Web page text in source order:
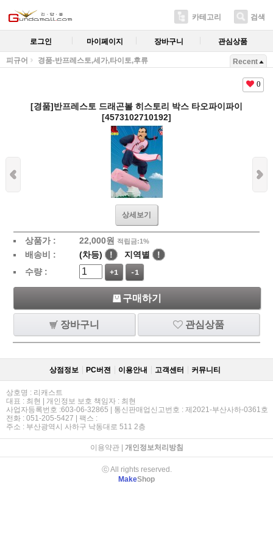
카테고리 검색
로그인 마이페이지 장바구니 관심상품
피규어 경품-반프레스토,세가,타이토,후류 Recent
0
[경품]반프레스토 드래곤볼 히스토리 박스 타오파이파이
[4573102710192]
상세보기
상품가 : 22,000원 적립금:1%
배송비 : (차등) ! 지역별
!
수량 :
+1 -1
구매하기
장바구니 관심상품
상점정보 PC버젼 이용안내 고객센터 커뮤니티
상호명 : 리캐스트
대표 : 최현 | 개인정보 보호 책임자 : 최현
사업자등록번호 :603-06-32865 | 통신판매업신고번호 : 제2021-부산사하-0361호
전화 : 051-205-5427 | 팩스 :
주소 : 부산광역시 사하구 낙동대로 511 2층
이용약관| 개인정보처리방침
ⓒ All rights reserved.
MakeShop